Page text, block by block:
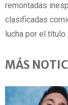
remontadas
clasificadas
lucha por el título.
MÁS